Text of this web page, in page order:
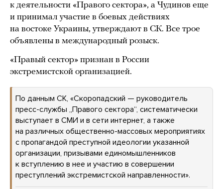
к деятельности «Правого сектора», а Чудинов еще
и принимал участие в боевых действиях
на востоке Украины, утверждают в СК. Все трое
объявлены в международный розыск.
«Правый сектор» признан в России
экстремистской организацией.
По данным СК, «Скоропадский — руководитель
пресс-службы „Правого сектора“, систематически
выступает в СМИ и в сети интернет, а также
на различных общественно-массовых мероприятиях
с пропагандой преступной идеологии указанной
организации, призывами единомышленников
к вступлению в нее и участию в совершении
преступлений экстремистской направленности».